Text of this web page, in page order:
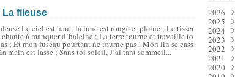
La fileuse
Le ciel est haut, la lune est rouge et pleine ; Le tisser
chante à manquer d’haleine ; La terre tourne et travaille to
; Et mon fuseau pourtant ne tourne pas ! Mon lin se cass
main est lasse ; Sans toi soleil, J’ai tant sommeil...
2026
Août
Juillet
Juin
Mai
Avril
Mars
2025
Août
2024
2023
2022
2021
2020